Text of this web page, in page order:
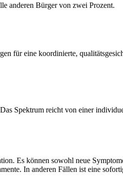
anderen Bürger von zwei Prozent.
für eine koordinierte,
Spektrum reicht von einer
Es können sowohl neue
In anderen Fällen ist eine